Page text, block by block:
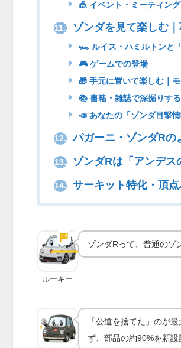
🎪 イベント・ミーティング
11. ゾンダを見て楽しむ
🏎 ルイス・ハミルトンと
🎮 ゲームでの登場
🎁 手元に置いて楽しむ｜
📚 書籍・雑誌で深掘りする
📣 あなたの「ゾンダ目撃情
12. パガーニ・ゾンダRの
13. ゾンダRは「アンデス
14. サーキット特化・頂
🏁 実車の魅力
ーキッ
ルーキー
ゾンダRって、普通のゾ
「公道を捨てた」のが
ず、部品の約90%を新設